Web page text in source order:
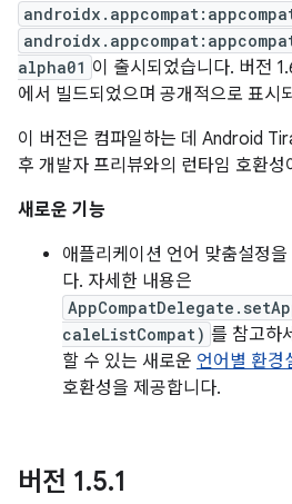
alpha01 이 출시되었습니다. 버전
에서 빌드되었으며 공개적으로 표시
이 버전은 컴파일하는 데 Android
후 개발자 프리뷰와의 런타임 호환
새로운 기능
애플리케이션 언어 맞춤설정
다. 자세한 내용은
caleListCompat) 를 참고하
할 수 있는 새로운 언어별 환경
호환성을 제공합니다.
버전 1.5.1